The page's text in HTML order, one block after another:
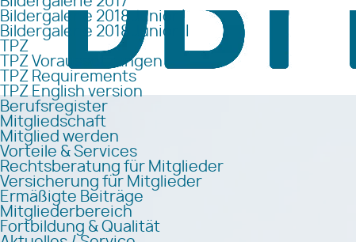
Bildergalerie 2018 Junior I
Bildergalerie 2018 Junior II
TPZ
TPZ Voraussetzungen
TPZ Requirements
TPZ English version
Berufsregister
Mitgliedschaft
Mitglied werden
Vorteile & Services
Rechtsberatung für Mitglieder
Versicherung für Mitglieder
Ermäßigte Beiträge
Mitgliederbereich
Fortbildung & Qualität